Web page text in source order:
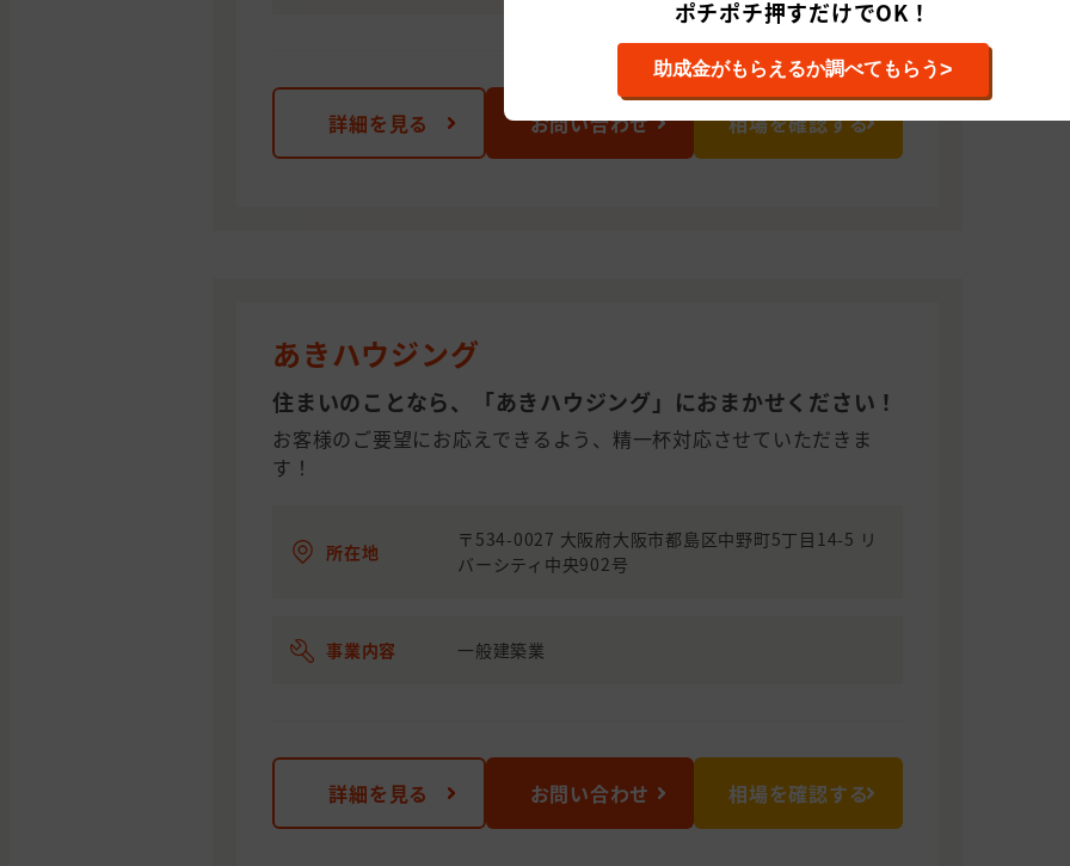
詳細を見る お問い合わせ 相場を確認する
あきハウジング
住まいのことなら、「あきハウジング」におまかせください！
お客様のご要望にお応えできるよう、精一杯対応させていただきま
す！
所在地
〒534-0027 大阪府大阪市都島区中野町5丁目14-5 リ
バーシティ中央902号
事業内容 一般建築業
詳細を見る お問い合わせ 相場を確認する
ポチポチ押すだけでOK！
助成金がもらえるか調べてもらう>